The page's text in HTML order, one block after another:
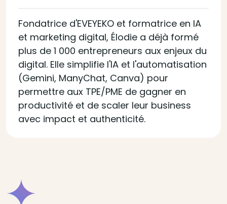
Fondatrice d'EVEYEKO et formatrice en IA
et marketing digital, Élodie a déjà formé
plus de 1 000 entrepreneurs aux enjeux du
digital. Elle simplifie l'IA et l'automatisation
(Gemini, ManyChat, Canva) pour
permettre aux TPE/PME de gagner en
productivité et de scaler leur business
avec impact et authenticité.